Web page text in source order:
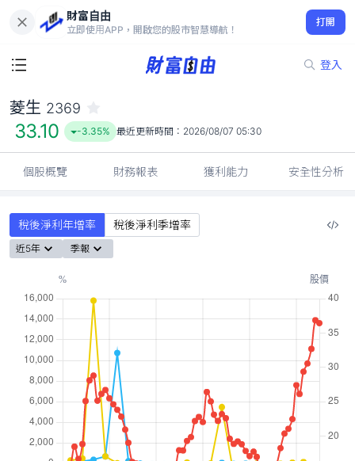
財富自由
立即使用APP，開啟您的股市智慧導航！
打開
登入
33.10
-3.35%
菱生 2369
33.10 -3.35% 最近更新時間： 2026/08/07 05:30
個股概覽 財務報表 獲利能力 安全性分析
稅後淨利年增率 稅後淨利季增率
近5年 季報